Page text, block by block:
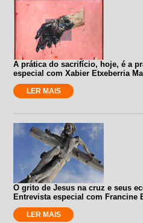
A prática do sacrifício, hoje, é a
especial com Xabier Etxeberria
LER MAIS
O grito de Jesus na cruz e seus
Entrevista especial com Francine
LER MAIS